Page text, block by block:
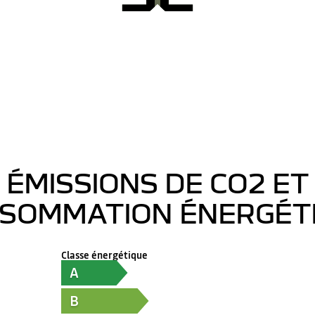
ÉMISSIONS DE CO2 ET
Classe énergétique
A
B